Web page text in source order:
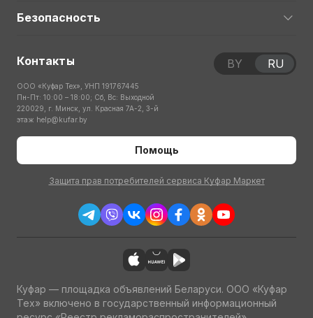
Безопасность
Контакты
ООО «Куфар Тех», УНП 191767445
Пн-Пт: 10:00 – 18:00; Сб, Вс: Выходной
220029, г. Минск, ул. Красная 7А-2, 3-й
этаж help@kufar.by
Помощь
Защита прав потребителей сервиса Куфар Маркет
BY RU
Куфар — площадка объявлений Беларуси. ООО «Куфар
Тех» включено в государственный информационный